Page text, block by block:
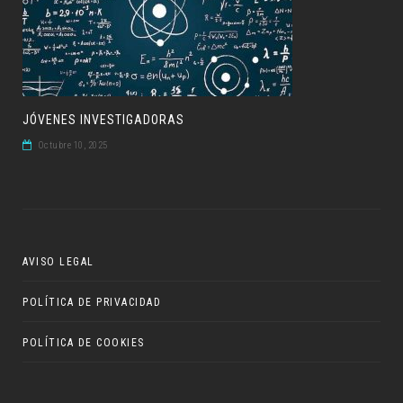
JÓVENES INVESTIGADORAS
Octubre 10, 2025
AVISO LEGAL
POLÍTICA DE PRIVACIDAD
POLÍTICA DE COOKIES